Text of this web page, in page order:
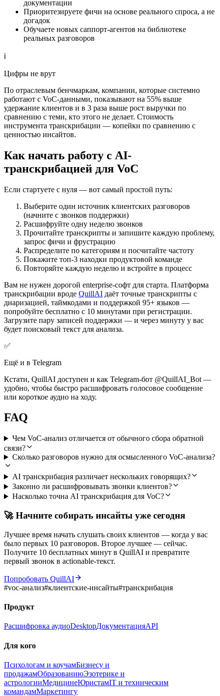
документации
Приоритезируете фичи на основе реального спроса, а не
догадок
Обучаете новых саппорт-агентов на библиотеке
реальных разговоров
ℹ️
Цифры не врут
По отраслевым бенчмаркам, компании, которые системно
работают с VoC-данными, показывают на 55% выше
удержание клиентов и в 3 раза выше рост выручки по
сравнению с теми, кто этого не делает. Стоимость
инструмента транскрибации — копейки по сравнению с
ценностью инсайтов.
Как начать работу с AI-
транскрибацией для VoC
Если стартуете с нуля — вот самый простой путь:
Выберите один источник клиентских разговоров
(начните с звонков поддержки)
Расшифруйте одну неделю звонков
Прочитайте транскрипты и запишите каждую проблему,
запрос фичи и фрустрацию
Распределите по категориям и посчитайте частоту
Покажите топ-3 находки продуктовой команде
Повторяйте каждую неделю и встройте в процесс
Вам не нужен дорогой enterprise-софт для старта. Платформа
транскрибации вроде QuillAI даёт точные транскрипты с
диаризацией, таймкодами и поддержкой 95+ языков —
попробуйте бесплатно с 10 минутами при регистрации.
Загрузите пару записей поддержки — и через минуту у вас
будет поисковый текст для анализа.
✅
Ещё и в Telegram
Кстати, QuillAI доступен и как Telegram-бот @QuillAI_Bot —
удобно, чтобы быстро расшифровать голосовое сообщение
или короткое аудио на ходу.
FAQ
Чем VoC-анализ отличается от обычного сбора обратной
связи?
Сколько разговоров нужно для осмысленного VoC-анализа?
AI транскрибация различает нескольких говорящих?
Законно ли расшифровывать звонки клиентов?
Насколько точна AI транскрибация для VoC?
🚀 Начните собирать инсайты уже сегодня
Лучшее время начать слушать своих клиентов — когда у вас
было первых 10 разговоров. Второе лучшее — сейчас.
Получите 10 бесплатных минут в QuillAI и превратите
первый звонок в actionable-текст.
Попробовать QuillAI
#voc-анализ#клиентские-инсайты#транскрибация
Продукт
Расшифровка аудиоDesktopДокументацияAPI
Для кого
Психологам и коучамБизнесу и
продажамОбразованиюЭзотерике и
астрологииМедицинеЮристамIT и техническим
командамМаркетингу